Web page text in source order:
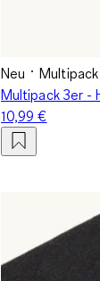
Neu
Multipack
Multipack 3er -
10,99 €